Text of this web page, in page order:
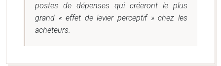
postes de dépenses qui créeront le plus
grand « effet de levier perceptif » chez les
acheteurs.